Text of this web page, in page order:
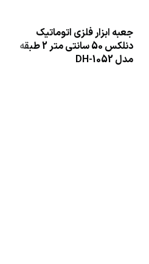
جعبه ابزار فلزی اتوماتیک
دنلکس 50 سانتی متر 2 طبقه
مدل DH-1052